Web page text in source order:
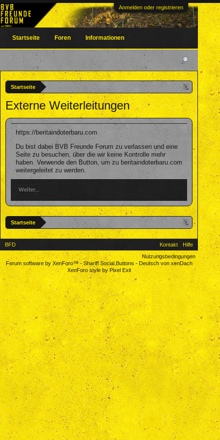
Anmelden oder registrieren
Startseite
Externe Weiterleitungen
https://beritaindoterbaru.com
Du bist dabei BVB Freunde Forum zu verlassen und eine
Seite zu besuchen, über die wir keine Kontrolle mehr
haben. Verwende den Button, um zu beritaindoterbaru.com
weitergeleitet zu werden.
Weiter...
Startseite
Startseite Foren Informationen
BFD Kontakt
Hilfe
Nutzungsbedingungen
Forum software by XenForo™-Shariff Social Buttons- Deutsch von xenDach
XenForo style by Pixel Exit